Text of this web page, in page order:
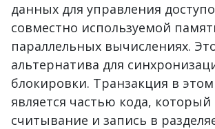
данных для управления
совместно используемой
параллельных вычислениях.
альтернатива для
блокировки. Транзакция в этом
является частью кода,
считывание и запись в